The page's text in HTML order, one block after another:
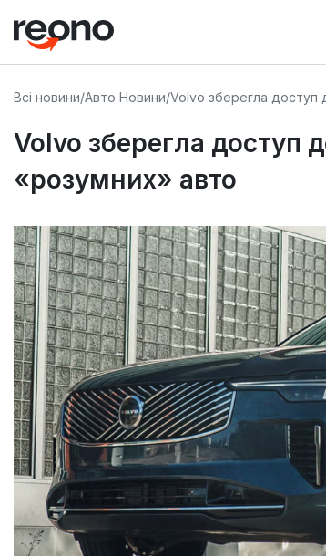
Всі новини/Авто Новини/Volvo зберегла доступ
Volvo зберегла доступ
«розумних» авто